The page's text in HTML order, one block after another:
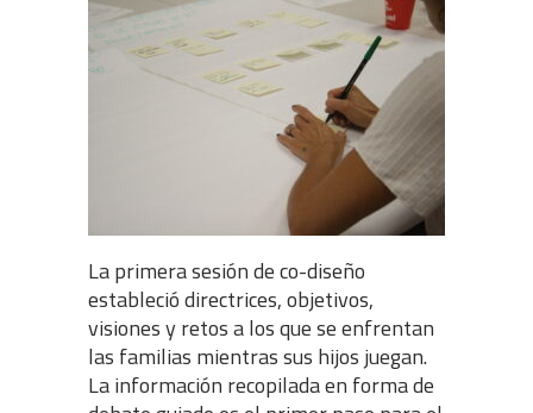
La primera sesión de co-diseño
estableció directrices, objetivos,
visiones y retos a los que se enfrentan
las familias mientras sus hijos juegan.
La información recopilada en forma de